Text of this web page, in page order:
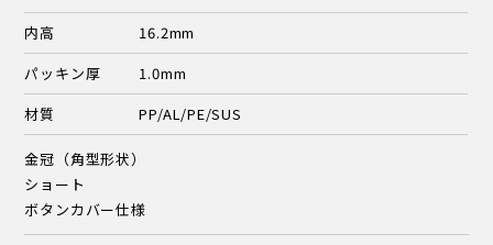
内高
16.2mm
パッキン厚
1.0mm
材質
PP/AL/PE/SUS
金冠（角型形状）
ショート
ボタンカバー仕様